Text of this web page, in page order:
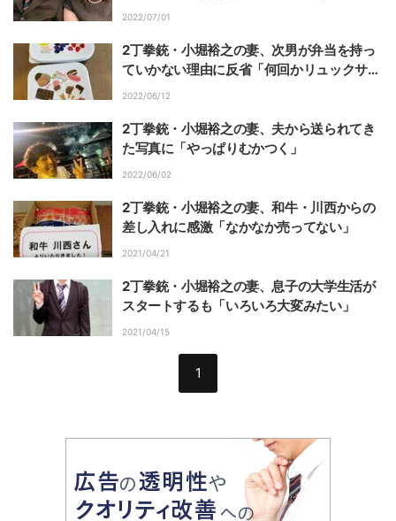
せです」
2022/07/01
2丁拳銃・小堀裕之の妻、次男が弁当を持っ
ていかない理由に反省「何回かリュックサッ
クの中で」
2022/06/12
2丁拳銃・小堀裕之の妻、夫から送られてき
た写真に「やっぱりむかつく」
2022/06/02
2丁拳銃・小堀裕之の妻、和牛・川西からの
差し入れに感激「なかなか売ってない」
2021/04/21
2丁拳銃・小堀裕之の妻、息子の大学生活が
スタートするも「いろいろ大変みたい」
2021/04/15
1